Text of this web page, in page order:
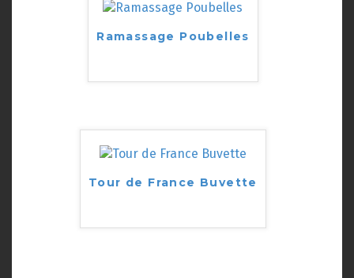
Ramassage Poubelles
Tour de France Buvette